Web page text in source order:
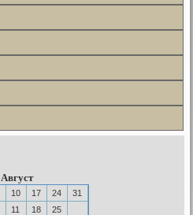
Август
10 17 24
31
11 18
25